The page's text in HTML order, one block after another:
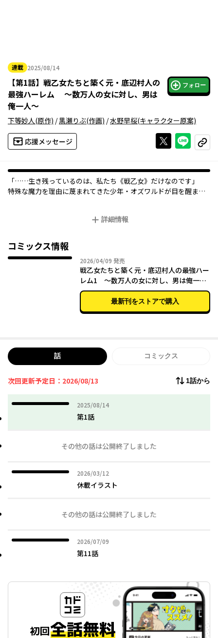
連載 2025/08/14
2025年08月14日
【第1話】 戦乙女たちと築く元・底辺村人の
最強ハーレム ～数万人の女に対し、男は
俺一人～
フォロー
下等妙人(原作) /黒瀬りぶ(作画) /水野早桜(キャラクター原案)
応援メッセージ Xで投稿する
ライン
コピー
「……生き残っているのは、私たち《戦乙女》だけなのです」
特殊な魔力を理由に蔑まれてきた少年・オズワルドが目を醒ます
オズワルドの魔力がもたらす【性的興奮】こそ、戦乙女たちを強
すなわち……世界を救う大いなる力となるのだ!!
詳細情報
コミックス情報
2026/04/09 2026年04月09日
発売
戦乙女たちと築く元・底辺村人の最強ハー
レム1 ～数万人の女に対し、男は俺一人
～
最新刊をストアで購入
話 コミックス
次回更新予定日：2026/08/13 1話から
2025/08/14
2025年08月14日
第1話
その他の話は公開終了しました
2026/03/12
2026年03月12日
休載イラスト
その他の話は公開終了しました
2026/07/09
2026年07月09日
第11話